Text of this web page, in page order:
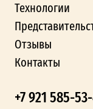
Технологии
Отзывы
Контакты
+7 921 585-